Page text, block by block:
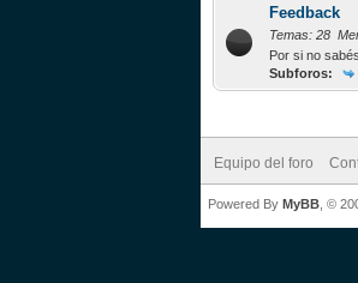
Feedback
Temas: 28
Por si no
Subforos:
Equipo del foro
Powered By MyBB , ©